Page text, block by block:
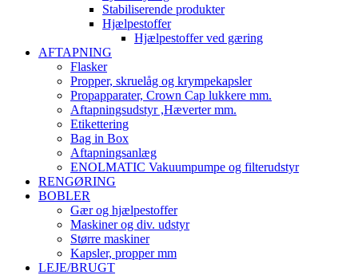
Stabiliserende produkter
Hjælpestoffer
Hjælpestoffer ved gæring
AFTAPNING
Flasker
Propper, skruelåg og krympekapsler
Propapparater, Crown Cap lukkere mm.
Aftapningsudstyr ,Hæverter mm.
Etikettering
Bag in Box
Aftapningsanlæg
ENOLMATIC Vakuumpumpe og filterudstyr
RENGØRING
BOBLER
Gær og hjælpestoffer
Maskiner og div. udstyr
Større maskiner
Kapsler, propper mm
LEJE/BRUGT